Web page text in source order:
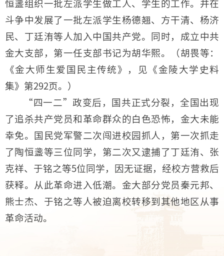
恒盞组织一批左派学生做工人、学生的工作。并在
斗争中发展了一批左派学生杨德翘、方干清、杨济
民、丁廷洧等人加入中国共产党。同时，成立中共
金大支部，第一任支部书记为胡华熙。（胡畏等：
《金大师生爱国民主传统》，见《金陵大学史料
集》第292页。）
“四一二”政变后，国共正式分裂，全国出现
了追杀共产党员和革命群众的白色恐怖，金大未能
幸免。国民党军警二次闯进校园抓人，第一次抓走
了陶恒盞等三位同学，第二次又逮捕了丁廷洧、张
克祥、于铭之等5位同学，因无证据，经校方营救后
获释。从此革命进入低潮。金大部分党员秦元邦、
熊士杰、于铭之等人被迫离校转移到其他地区从事
革命活动。